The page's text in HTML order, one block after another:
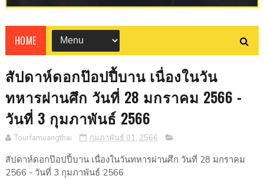
HOME
สัปดาห์ดอกป๊อปปี้บาน เนื่องในวัน
ทหารผ่านศึก วันที่ 28 มกราคม 2566 -
วันที่ 3 กุมภาพันธ์ 2566
Tourfamuangthai กุมภาพันธ์ 01, 2566
สัปดาห์ดอกป๊อปปี้บาน เนื่องในวันทหารผ่านศึก วันที่ 28 มกราคม
2566 - วันที่ 3 กุมภาพันธ์ 2566